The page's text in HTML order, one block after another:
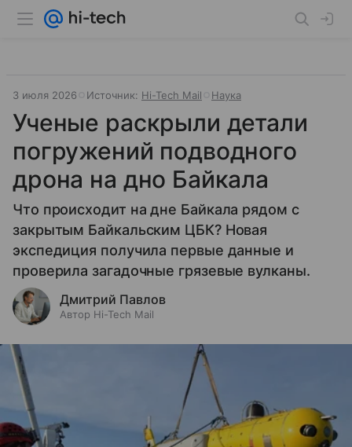
3 июля 2026 Источник: Hi-Tech Mail Наука
Ученые раскрыли детали
погружений подводного
дрона на дно Байкала
Что происходит на дне Байкала рядом с
закрытым Байкальским ЦБК? Новая
экспедиция получила первые данные и
проверила загадочные грязевые вулканы.
Дмитрий Павлов
Автор Hi-Tech Mail